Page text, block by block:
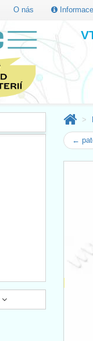
O nás Informace
←